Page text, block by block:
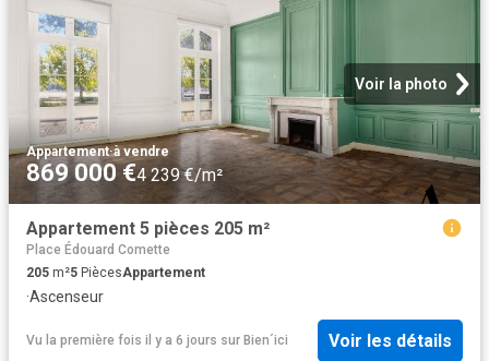
Voir la photo
Appartement·à vendre
869 000 €4 239 €/m²
Appartement 5 pièces 205 m²
Place Édouard Comette
205 m²5 PiècesAppartement
·Ascenseur
Vu la première fois il y a 6 jours sur Bien´ici Voir les détails